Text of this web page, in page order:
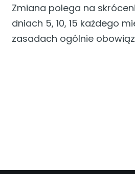
Zmiana polega na
dniach 5, 10, 15 każdego
zasadach ogólnie